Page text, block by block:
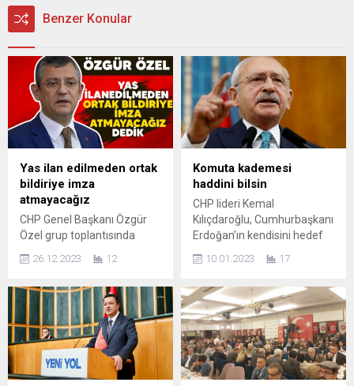
Benzer Konular
Yas ilan edilmeden ortak
bildiriye imza
atmayacağız
CHP Genel Başkanı Özgür
Özel grup toplantısında
Genel Başkanı Özgür
konuştu. Özel’in
açıklamalarından satır
başları şöyle: ”6 şehidimizin
haberinin ardından daha o
büyük travmaya ne
diyeceğinmizi düşünürken
26.12.2023 12
Komuta kademesi
haddini bilsin
CHP lideri Kemal
Kılıçdaroğlu, Cumhurbaşkanı
Erdoğan’ın kendisini hedef
TSK komutanları tarafından
gösterdi… Cumhuriyet Halk
Partisi (CHP) Genel Başkanı
Kemal Kılıçdaroğlu, partisinin
grup toplantısında açıklama
yaptı. Kılıçdaroğlu’nun
açıklamasının satır başları
10.01.2023 17